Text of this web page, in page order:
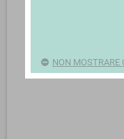
NON MOSTRARE